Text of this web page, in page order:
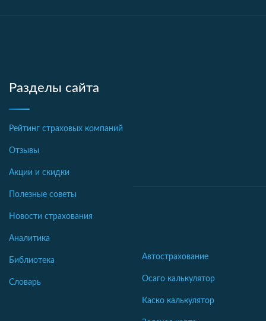
Разделы сайта
Рейтинг страховых компаний
Отзывы
Акции и скидки
Полезные советы
Новости страхования
Аналитика
Библиотека
Словарь
Автострахование
Осаго калькулятор
Каско калькулятор